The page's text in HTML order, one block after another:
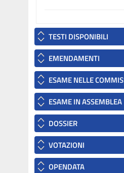
TESTI DISPONIBILI
EMENDAMENTI
ESAME NELLE
ESAME IN ASSEMBLEA
DOSSIER
VOTAZIONI
OPENDATA